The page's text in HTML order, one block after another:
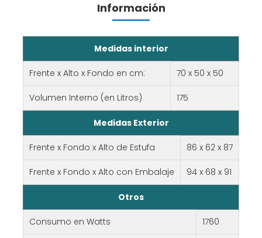
Información
Medidas interior
Frente x Alto x Fondo en cm: 70 x 50 x 50
Volumen Interno (en Litros) 175
Medidas Exterior
Frente x Fondo x Alto de Estufa 86 x 62 x 87
Frente x Fondo x Alto con Embalaje 94 x 68 x 91
Otros
Consumo en Watts 1760